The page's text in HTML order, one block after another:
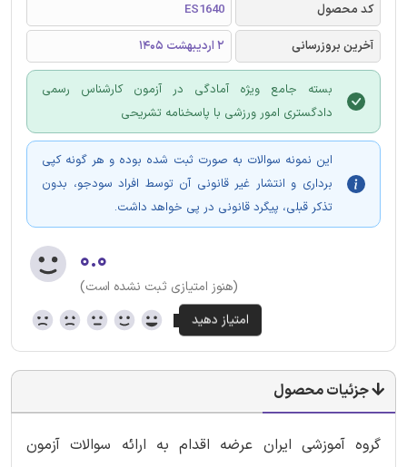
کد محصول
ES1640
آخرین بروزرسانی
2 اردیبهشت 1405
بسته جامع ویژه آمادگی در آزمون کارشناس رسمی
دادگستری امور ورزشی با پاسخنامه تشریحی
این نمونه سوالات به صورت ثبت شده بوده و هر گونه کپی
برداری و انتشار غیر قانونی آن توسط افراد سودجو، بدون
تذکر قبلی، پیگرد قانونی در پی خواهد داشت.
۰.۰
(هنوز امتیازی ثبت نشده است)
جزئیات محصول
گروه آموزشی ایران عرضه اقدام به ارائه سوالات آزمون